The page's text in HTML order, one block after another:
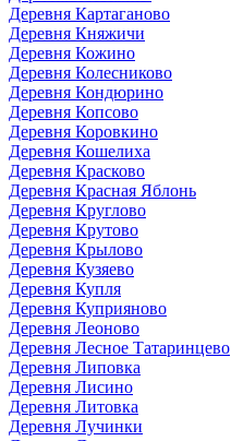
Деревня Картаганово
Деревня Княжичи
Деревня Кожино
Деревня Колесниково
Деревня Кондюрино
Деревня Копсово
Деревня Коровкино
Деревня Кошелиха
Деревня Красково
Деревня Красная Яблонь
Деревня Круглово
Деревня Крутово
Деревня Крылово
Деревня Кузяево
Деревня Купля
Деревня Куприяново
Деревня Леоново
Деревня Лесное Татаринцево
Деревня Липовка
Деревня Лисино
Деревня Литовка
Деревня Лучинки